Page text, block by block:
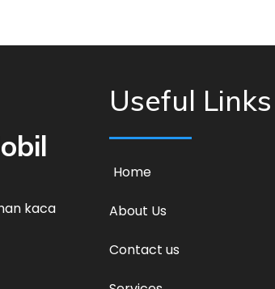
kaca
Useful Links
Home
About Us
Contact us